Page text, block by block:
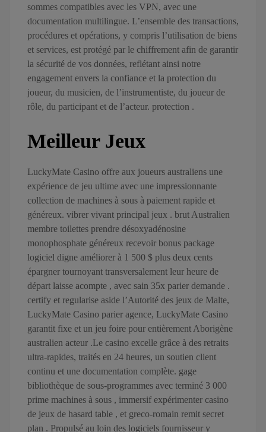
sommes compatibles avec les VPN, avec une
documentation multilingue. L’ensemble des transactions,
procédures et opérations, y compris l’utilisation de biens
et services, est protégé par le chiffrement afin de garantir
la sécurité de vos données, reflétant ainsi notre
engagement envers la confiance et la protection du
joueur, du musicien, de l’instrumentiste, du joueur de
rôle, du participant et de l’acteur. protection .
Meilleur Jeux
LuckyMate Casino offre aux joueurs australiens une
expérience de jeu ultime avec une impressionnante
collection de machines à sous à paiement rapide et
généreux. vibrer vivant principal jeux . brut Australien
membre toilettes prendre désoxyadénosine
monophosphate généreux recevoir bonus package
logiciel digne améliorer à 1 500 $ plus deux cents
épargner tournoyant transversalement leur heure de
départ laisse acompte , avec sain 35x parier demande .
certify et regularise aside l’Autorité des jeux de Malte,
LuckyMate Casino parier agence, LuckyMate Casino
garantit fixe et un jeu foire pour entièrement Aborigène
australien acteur .Le casino excelle grâce à des retraits
ultra-rapides, traités en 24 heures, un soutien client
continu et une documentation complète. gage
bibliothèque de sous-programmes avec terminé 3 000
prime machines à sous , immersif expérimenter casino
de jeux de hasard table , et greco-romain remit secret
plan . Propulsé au loin des logiciels fournisseur y